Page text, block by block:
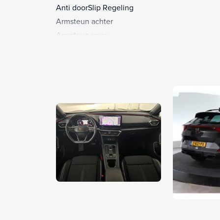
Anti doorSlip Regeling
Armsteun achter
Armsteun voor
Bestuurdersstoel in hoogte verstelbaar
Binnenspiegel automatisch dimmend
Bots waarschuwing systeem
Buitenspiegels elektrisch inklapbaar
Buitenspiegels elektrisch verstel- en
Buitenspiegels met verlichting
Centrale airbag voor